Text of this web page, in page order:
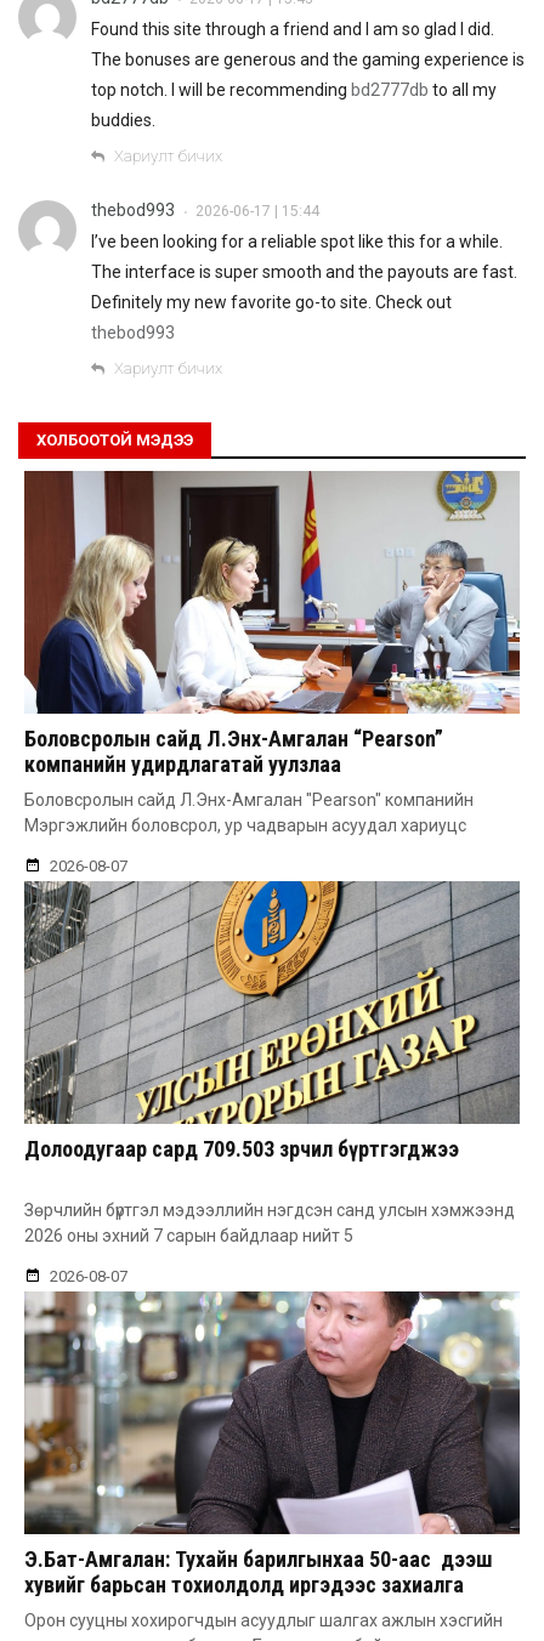
Found this site through a friend and I am so glad I did.
The bonuses are generous and the gaming experience is
top notch. I will be recommending bd2777db to all my
buddies.
Хариулт бичих
thebod993 • 2026-06-17 | 15:44
I’ve been looking for a reliable spot like this for a while.
The interface is super smooth and the payouts are fast.
Definitely my new favorite go-to site. Check out
thebod993
Хариулт бичих
ХОЛБООТОЙ МЭДЭЭ
Боловсролын сайд Л.Энх-Амгалан “Pearson”
компанийн удирдлагатай уулзлаа
Боловсролын сайд Л.Энх-Амгалан "Pearson" компанийн
Мэргэжлийн боловсрол, ур чадварын асуудал хариуцс
2026-08-07
Долоодугаар сард 709.503 зөрчил бүртгэгджээ
Зөрчлийн бүртгэл мэдээллийн нэгдсэн санд улсын хэмжээнд
2026 оны эхний 7 сарын байдлаар нийт 5
2026-08-07
Э.Бат-Амгалан: Тухайн барилгынхаа 50-аас дээш
хувийг барьсан тохиолдолд иргэдээс захиалга
авдаг болгоно
Орон сууцны хохирогчдын асуудлыг шалгах ажлын хэсгийн